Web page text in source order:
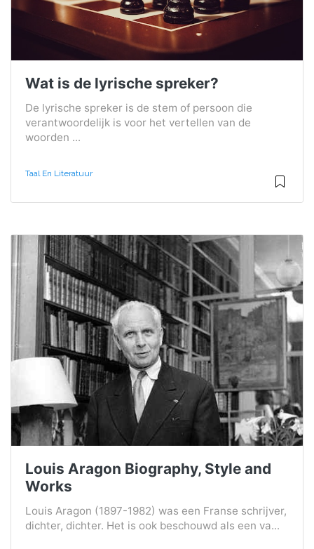
Wat is de lyrische spreker?
De lyrische spreker is de stem of persoon die
verantwoordelijk is voor het vertellen van de
woorden ...
Taal En Literatuur
Louis Aragon Biography, Style and
Works
Louis Aragon (1897-1982) was een Franse schrijver,
dichter, dichter. Het is ook beschouwd als een va...